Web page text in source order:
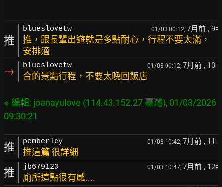
推
blueslovetw 01/03 00:12, 7月前 , 9F
推，跟長輩出遊就是多點耐心，行程不要太滿，
安排適
→ blueslovetw 01/03 00:12, 7月前 , 10F
合的景點行程，不要太晚回飯店
※ 編輯: joanayulove (114.43.152.27 臺灣), 01/03/2026
推 pemberley 01/03 10:42, 7月前 , 11 F
推這篇 很詳細
推 jb679123 01/03 10:47, 7月前 , 12F
廁所這點很有感....